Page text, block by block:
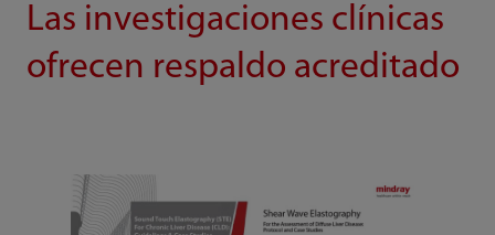
Las investigaciones clínicas
ofrecen respaldo acreditado